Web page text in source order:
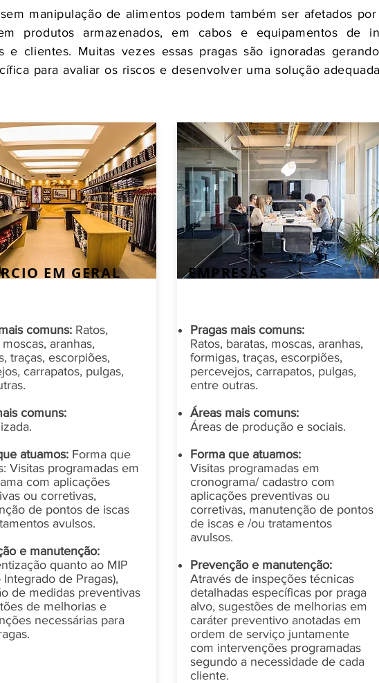
manipulação de alimentos podem também ser afetados
produtos armazenados, em cabos e equipamentos de
e clientes. Muitas vezes essas pragas são ignoradas
para avaliar os riscos e desenvolver uma solução
EM GERAL
comuns: Ratos,
moscas, aranhas,
traças, escorpiões,
carrapatos, pulgas,
comuns:
atuamos: Forma que
Visitas programadas em
com aplicações
ou corretivas,
de pontos de iscas
avulsos.
e manutenção:
quanto ao MIP
Integrado de Pragas),
de medidas preventivas
de melhorias e
necessárias para
EMPRESAS
Pragas mais comuns:
Ratos, baratas, moscas, aranhas,
formigas, traças, escorpiões,
percevejos, carrapatos, pulgas,
entre outras.
Áreas mais comuns:
Áreas de produção e sociais.
Forma que atuamos:
Visitas programadas em
cronograma/ cadastro com
aplicações preventivas ou
corretivas, manutenção de pontos
de iscas e /ou tratamentos
avulsos.
Prevenção e manutenção:
Através de inspeções técnicas
detalhadas específicas por praga
alvo, sugestões de melhorias em
caráter preventivo anotadas em
ordem de serviço juntamente
com intervenções programadas
segundo a necessidade de cada
cliente.